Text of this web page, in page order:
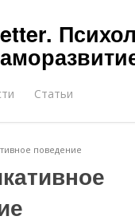
Статьи
поведение